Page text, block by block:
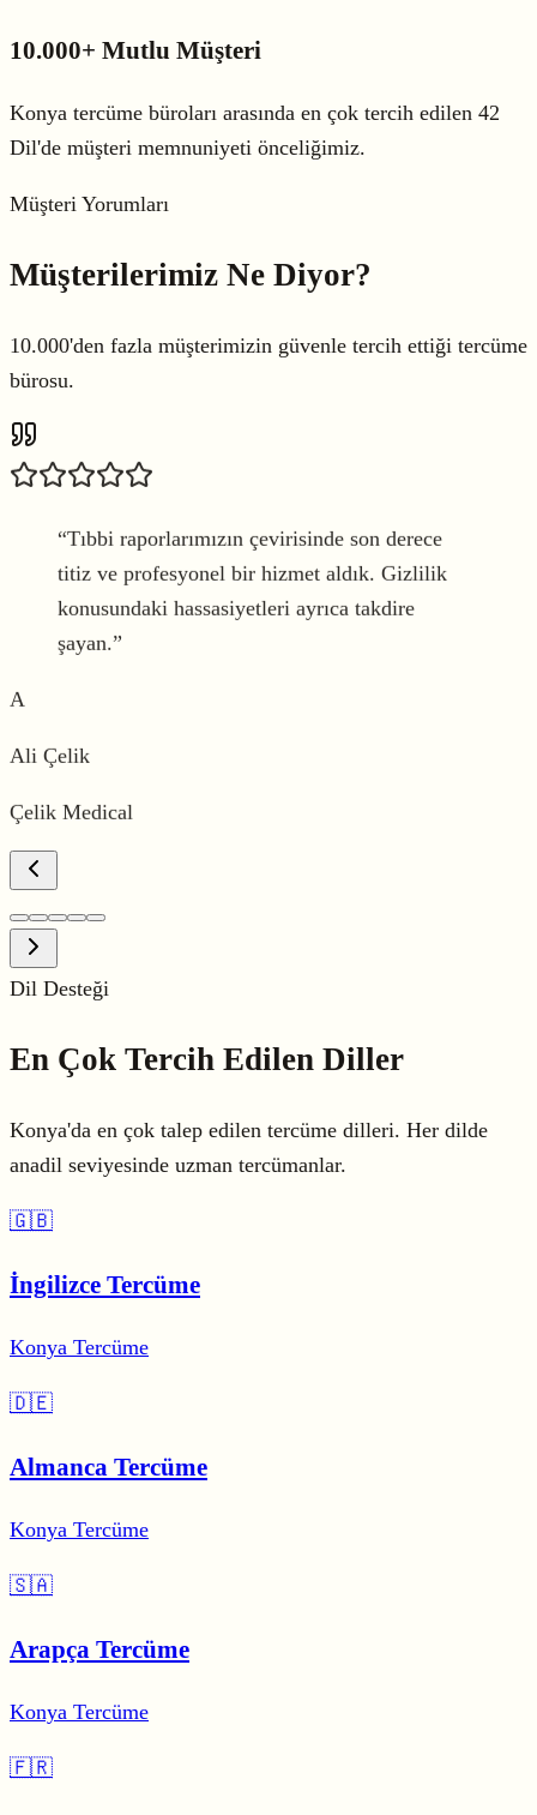
10.000+ Mutlu Müşteri
Konya tercüme büroları arasında en çok tercih edilen 42
Dil'de müşteri memnuniyeti önceliğimiz.
Müşteri Yorumları
Müşterilerimiz Ne Diyor?
10.000'den fazla müşterimizin güvenle tercih ettiği tercüme
bürosu.
“Tıbbi raporlarımızın çevirisinde son derece
titiz ve profesyonel bir hizmet aldık. Gizlilik
konusundaki hassasiyetleri ayrıca takdire
şayan.”
A
Ali Çelik
Çelik Medical
Dil Desteği
En Çok Tercih Edilen Diller
Konya'da en çok talep edilen tercüme dilleri. Her dilde
anadil seviyesinde uzman tercümanlar.
🇬🇧
İngilizce Tercüme
Konya Tercüme
🇩🇪
Almanca Tercüme
Konya Tercüme
🇸🇦
Arapça Tercüme
Konya Tercüme
🇫🇷